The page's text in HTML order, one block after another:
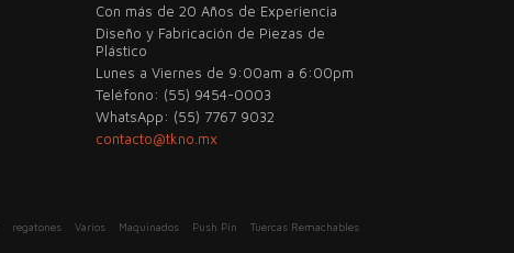
Con más de 20 Años de Experiencia
Diseño y Fabricación de Piezas de
Plástico
Lunes a Viernes de 9:00am a 6:00pm
Teléfono: (55) 9454-0003
WhatsApp: (55) 7767 9032
contacto@tkno.mx
regatones Varios Maquinados Push Pin Tuercas Remachables